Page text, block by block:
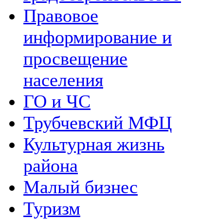
Правовое
информирование и
просвещение
населения
ГО и ЧС
Трубчевский МФЦ
Культурная жизнь
района
Малый бизнес
Туризм